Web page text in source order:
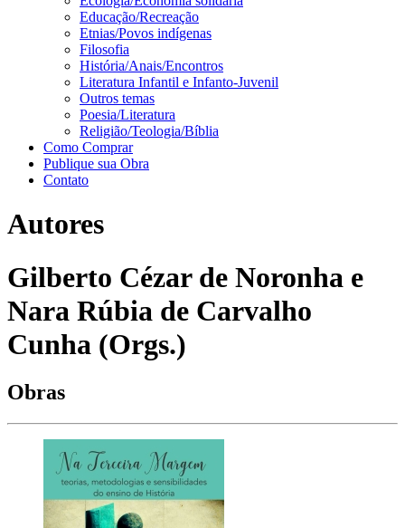
Educação/Recreação
Etnias/Povos indígenas
Filosofia
História/Anais/Encontros
Literatura Infantil e Infanto-Juvenil
Outros temas
Poesia/Literatura
Religião/Teologia/Bíblia
Como Comprar
Publique sua Obra
Contato
Autores
Gilberto Cézar de Noronha e
Nara Rúbia de Carvalho
Cunha (Orgs.)
Obras